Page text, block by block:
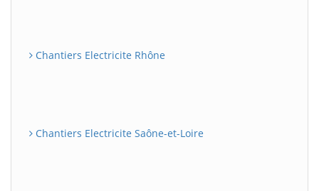
Chantiers Electricite Rhône
Chantiers Electricite Saône-et-Loire